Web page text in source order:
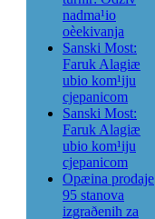
nadma¹io
oèekivanja
Sanski Most:
Faruk Alagiæ
ubio kom¹iju
cjepanicom
Sanski Most:
Faruk Alagiæ
ubio kom¹iju
cjepanicom
Opæina prodaje
95 stanova
izgraðenih za